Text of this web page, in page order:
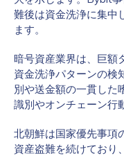
難後は資金洗浄に集中
ます。
暗号資産業界は、巨額
資金洗浄パターンの検
別や送金額の一貫した
識別やオンチェーン行
北朝鮮は国家優先事項
資産盗難を続けており